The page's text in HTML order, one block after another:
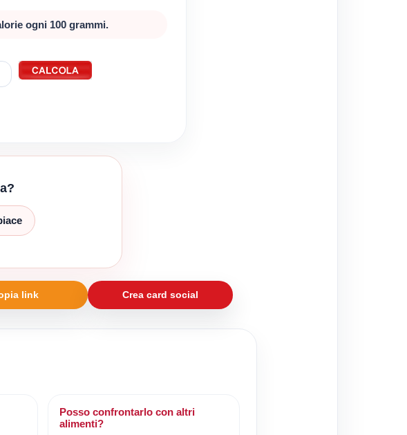
ogni 100 grammi.
link Crea card social
Posso confrontarlo con altri
alimenti?